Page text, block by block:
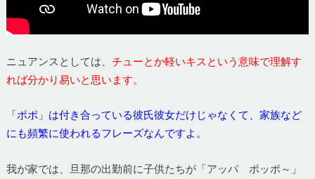
ニュアンスとしては、 チューとか軽いキスという意味で理解す
れば分かり易いと思います。
「ポポ」は付き合っている彼氏彼女だけじゃなくて、家族など
にも頻繁に使われるフレーズなんですよ。
我が家では、旦那の出勤前に子供たちが「アッパ ポッポ～」